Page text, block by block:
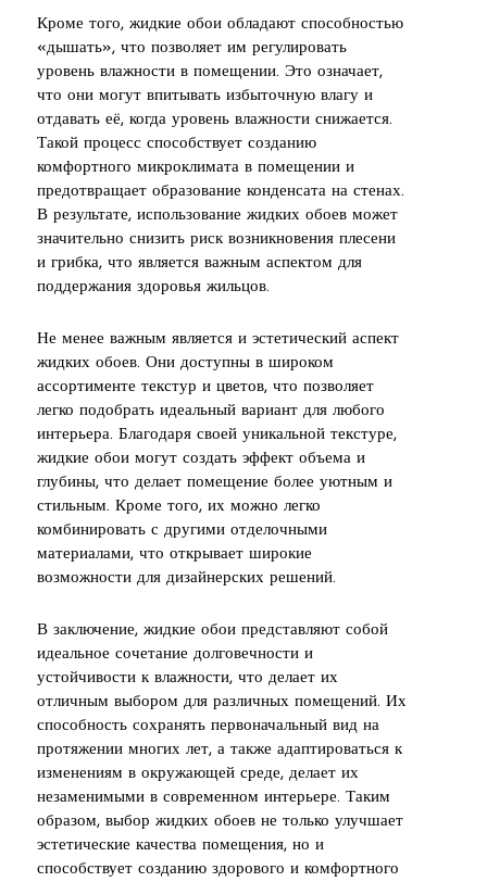
Кроме того, жидкие обои обладают способностью
«дышать», что позволяет им регулировать
уровень влажности в помещении. Это означает,
что они могут впитывать избыточную влагу и
отдавать её, когда уровень влажности снижается.
Такой процесс способствует созданию
комфортного микроклимата в помещении и
предотвращает образование конденсата на стенах.
В результате, использование жидких обоев может
значительно снизить риск возникновения плесени
и грибка, что является важным аспектом для
поддержания здоровья жильцов.
Не менее важным является и эстетический аспект
жидких обоев. Они доступны в широком
ассортименте текстур и цветов, что позволяет
легко подобрать идеальный вариант для любого
интерьера. Благодаря своей уникальной текстуре,
жидкие обои могут создать эффект объема и
глубины, что делает помещение более уютным и
стильным. Кроме того, их можно легко
комбинировать с другими отделочными
материалами, что открывает широкие
возможности для дизайнерских решений.
В заключение, жидкие обои представляют собой
идеальное сочетание долговечности и
устойчивости к влажности, что делает их
отличным выбором для различных помещений. Их
способность сохранять первоначальный вид на
протяжении многих лет, а также адаптироваться к
изменениям в окружающей среде, делает их
незаменимыми в современном интерьере. Таким
образом, выбор жидких обоев не только улучшает
эстетические качества помещения, но и
способствует созданию здорового и комфортного